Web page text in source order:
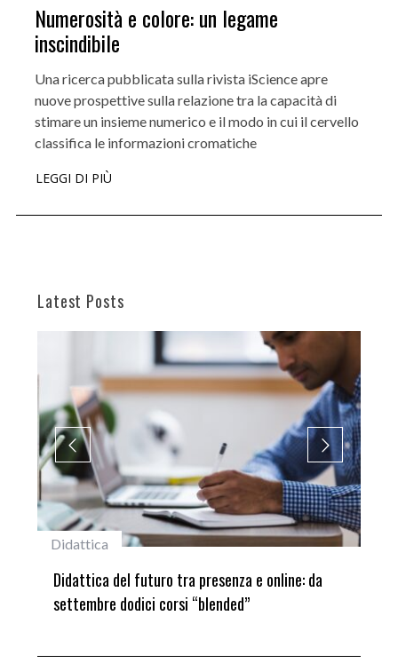
Numerosità e colore: un legame
inscindibile
Una ricerca pubblicata sulla rivista iScience apre
nuove prospettive sulla relazione tra la capacità di
stimare un insieme numerico e il modo in cui il cervello
classifica le informazioni cromatiche
LEGGI DI PIÙ
Latest Posts
Didattica
Didattica del futuro tra presenza e online: da
settembre dodici corsi “blended”